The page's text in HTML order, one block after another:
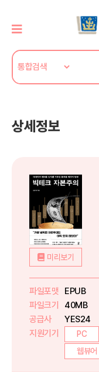
상세정보
미리보기
파일포맷
EPUB
파일크기
40MB
공급사
YES24
지원기기
PC
웹뷰어